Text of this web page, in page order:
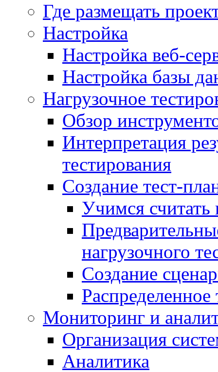
Где размещать
Настройка
Настройка веб-
Настройка базы
Нагрузочное
Обзор
Интерпретация
тестирования
Создание тест-
Учимся считать
нагрузочного
Создание
Распределенное
Мониторинг и
Организация
Аналитика